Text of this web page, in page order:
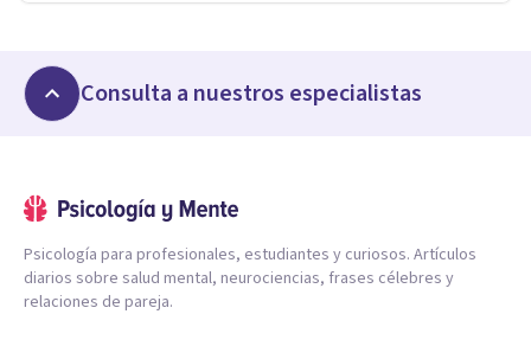
Consulta a nuestros especialistas
Psicología para profesionales, estudiantes y curiosos. Artículos
diarios sobre salud mental, neurociencias, frases célebres y
relaciones de pareja.